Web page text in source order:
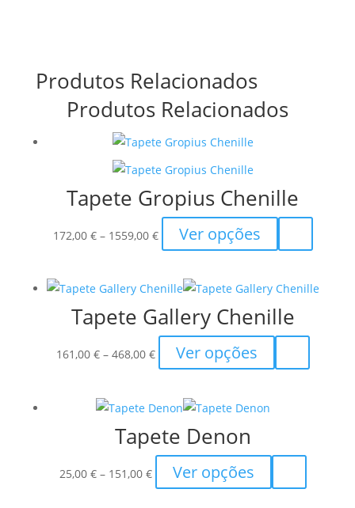
Produtos Relacionados
Produtos Relacionados
Tapete Gropius Chenille
172,00 € – 1559,00 €Price
range:
through
1559,00 €
Ver opções
product
multiple
variants.
The
may
the
Tapete Gallery Chenille
161,00 € – 468,00 €Price
range:
through
468,00 €
Ver opções
product
The
may
Tapete Denon
25,00 € – 151,00 €Price
range:
Ver opções
product